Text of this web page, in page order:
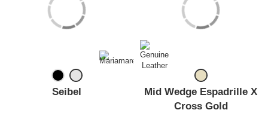
Seibel
Mid Wedge Espadrille X
Cross Gold